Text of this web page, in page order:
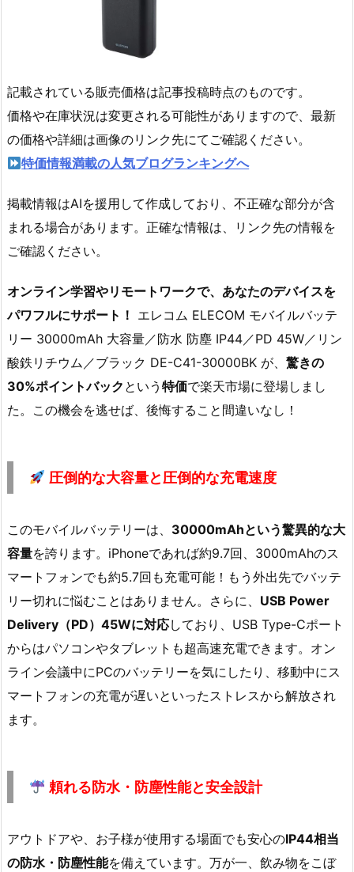
記載されている販売価格は記事投稿時点のものです。
価格や在庫状況は変更される可能性がありますので、最新
の価格や詳細は画像のリンク先にてご確認ください。
特価情報満載の人気ブログランキングへ
掲載情報はAIを援用して作成しており、不正確な部分が含
まれる場合があります。正確な情報は、リンク先の情報を
ご確認ください。
オンライン学習やリモートワークで、あなたのデバイスを
パワフルにサポート！ エレコム ELECOM モバイルバッテ
リー 30000mAh 大容量／防水 防塵 IP44／PD 45W／リン
酸鉄リチウム／ブラック DE-C41-30000BK が、 驚きの
30%ポイントバック という 特価で楽天市場に登場しまし
た。この機会を逃せば、後悔すること間違いなし！
圧倒的な大容量と圧倒的な充電速度
このモバイルバッテリーは、 30000mAhという驚異的な大
容量を誇ります。iPhoneであれば約9.7回、3000mAhのス
マートフォンでも約5.7回も充電可能！もう外出先でバッテ
リー切れに悩むことはありません。さらに、 USB Power
Delivery（PD）45Wに対応しており、USB Type-Cポート
からはパソコンやタブレットも超高速充電できます。オン
ライン会議中にPCのバッテリーを気にしたり、移動中にス
マートフォンの充電が遅いといったストレスから解放され
ます。
頼れる防水・防塵性能と安全設計
アウトドアや、お子様が使用する場面でも安心のIP44相当
の防水・防塵性能を備えています。万が一、飲み物をこぼ